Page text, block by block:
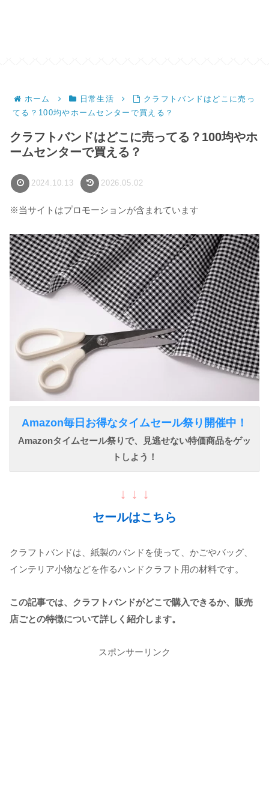
ホーム 日常生活
クラフトバンドはどこに売っ
てる？100均やホームセンターで買える？
クラフトバンドはどこに売ってる？100均やホ
ームセンターで買える？
2024.10.13 2026.05.02
※当サイトはプロモーションが含まれています
Amazon毎日お得なタイムセール祭り開催中！
Amazonタイムセール祭りで、見逃せない特価商品をゲッ
トしよう！
↓ ↓ ↓
セールはこちら
クラフトバンドは、紙製のバンドを使って、かごやバッグ、
インテリア小物などを作るハンドクラフト用の材料です。
この記事では、クラフトバンドがどこで購入できるか、販売
店ごとの特徴について詳しく紹介します。
スポンサーリンク